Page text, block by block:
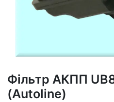
Фільтр АКПП
(Autoline)